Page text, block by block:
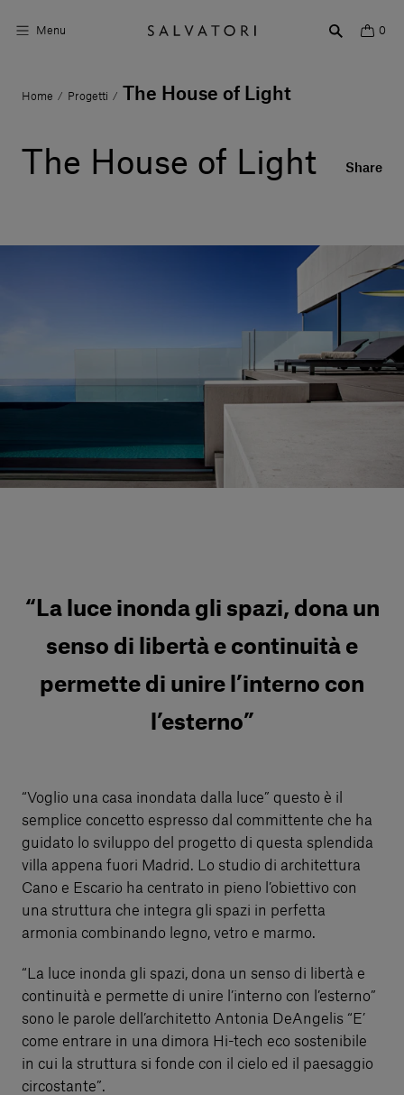
Menu 0
Superfici
Vieni a trovarci
Accedi
Home / Progetti / The House of Light
The House of Light Share
“La luce inonda gli spazi, dona un
senso di libertà e continuità e
permette di unire l’interno con
l’esterno”
“Voglio una casa inondata dalla luce” questo è il
semplice concetto espresso dal committente che ha
guidato lo sviluppo del progetto di questa splendida
villa appena fuori Madrid. Lo studio di architettura
Cano e Escario ha centrato in pieno l’obiettivo con
una struttura che integra gli spazi in perfetta
armonia combinando legno, vetro e marmo.
“La luce inonda gli spazi, dona un senso di libertà e
continuità e permette di unire l’interno con l’esterno”
sono le parole dell’architetto Antonia DeAngelis “E’
come entrare in una dimora Hi-tech eco sostenibile
in cui la struttura si fonde con il cielo ed il paesaggio
circostante”.